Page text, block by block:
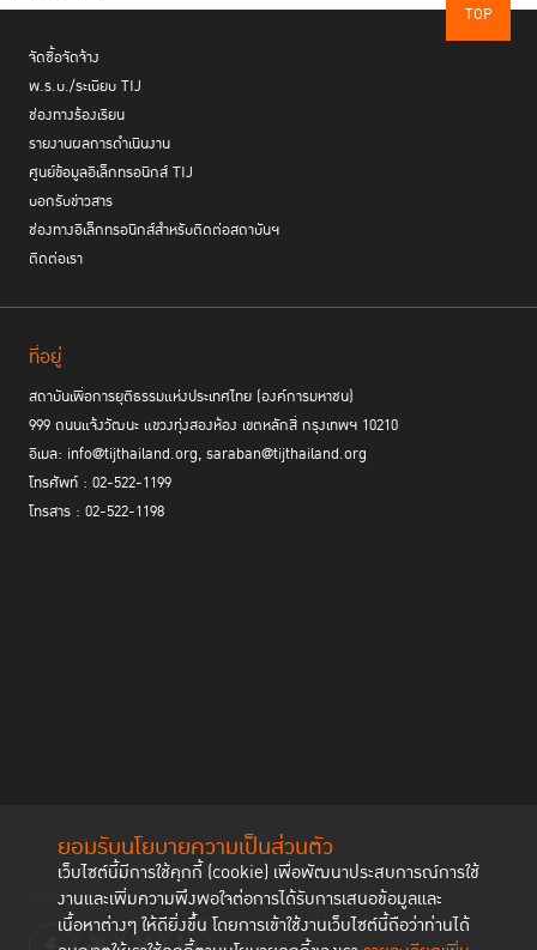
ยอมรับนโยบายความเป็นส่วนตัว
เว็บไซต์นี้มีการใช้คุกกี้ (cookie) เพื่อพัฒนาประสบการณ์การใช้
งานและเพิ่มความพึงพอใจต่อการได้รับการเสนอข้อมูลและ
เนื้อหาต่างๆ ให้ดียิ่งขึ้น โดยการเข้าใช้งานเว็บไซต์นี้ถือว่าท่านได้
ในช่วง 2 ทศวรรษที่ผ่านมา ผู้หญิงมีการกระทำความผิดมากขึ้นถึง 60% จาก
การศึกษาภูมิหลังของผู้ต้องขังหญิง พบว่ามีความแตกต่างจากผู้ต้องขังชายที่
ส่วนมากเคยตกเป็นเหยื่อการกระทำรุนแรง ติดสารเสพติดหรือสิ่งเสพติด ฐานะ
ยากจน จำเป็นต้องหาเลี้ยงดูครอบครัว
TOP
จัดซื้อจัดจ้าง
พ.ร.บ./ระเบียบ TIJ
ช่องทางร้องเรียน
รายงานผลการดำเนินงาน
ศูนย์ข้อมูลอิเล็กทรอนิกส์ TIJ
บอกรับข่าวสาร
ช่องทางอิเล็กทรอนิกส์สำหรับติดต่อสถาบันฯ
ติดต่อเรา
ที่อยู่
สถาบันเพื่อการยุติธรรมแห่งประเทศไทย (องค์การมหาชน)
999 ถนนแจ้งวัฒนะ แขวงทุ่งสองห้อง เขตหลักสี่ กรุงเทพฯ 10210
อีเมล: info@tijthailand.org, saraban@tijthailand.org
โทรศัพท์ : 02-522-1199
โทรสาร : 02-522-1198
ติดตามช่องทาง social